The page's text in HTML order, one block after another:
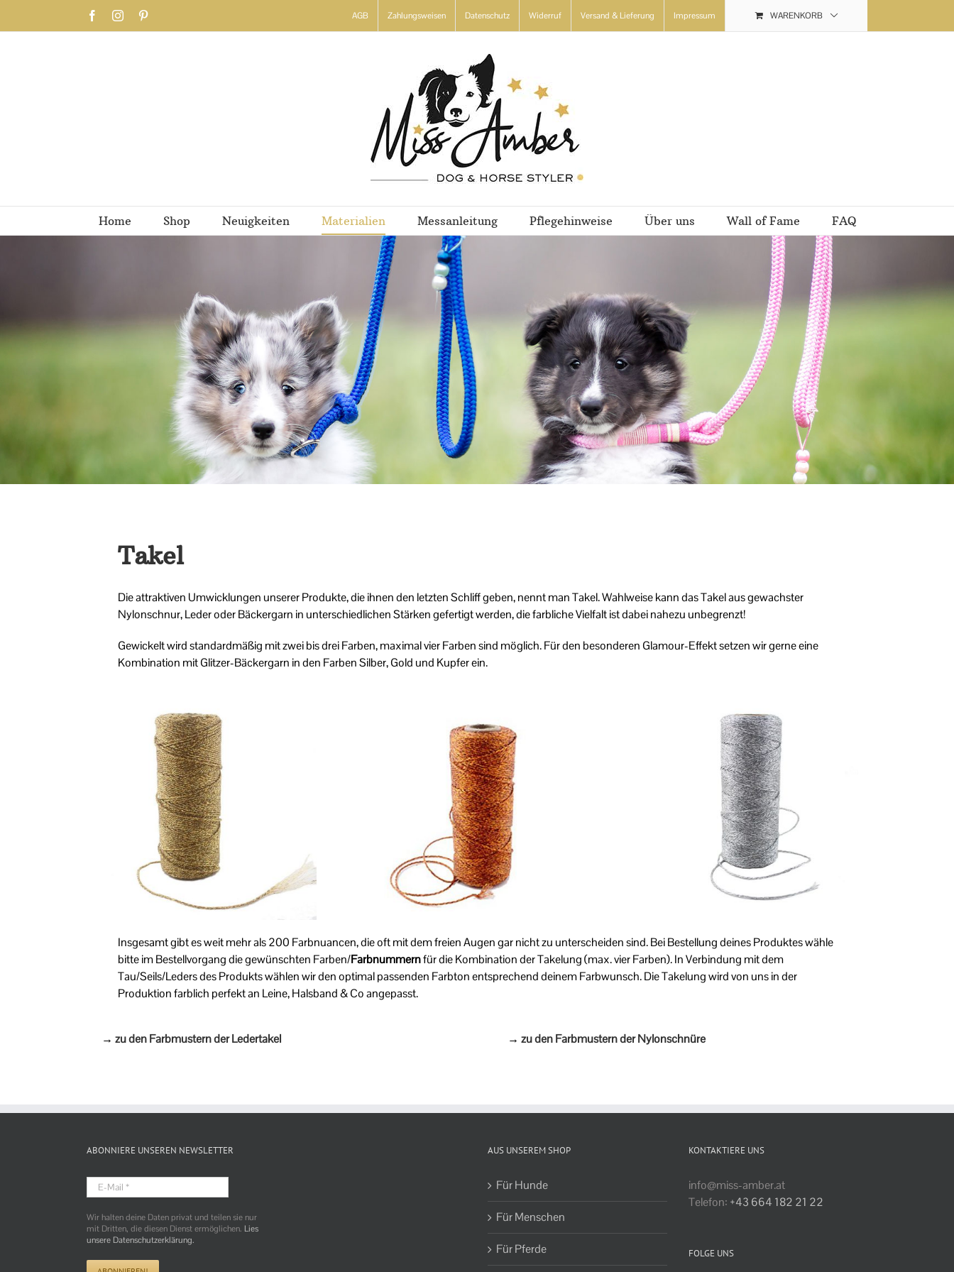
FacebookInstagram AGB Zahlungsweisen Datenschutz Widerruf Versand & Lieferung Impressum WARENKORB
Home Shop Neuigkeiten Materialien Messanleitung Pflegehinweise Über uns Wall of Fame FAQ
Takel
Die attraktiven Umwicklungen unserer Produkte, die ihnen den letzten Schliff geben, nennt man Takel. Wahlweise kann das Takel aus gewachster
Nylonschnur, Leder oder Bäckergarn in unterschiedlichen Stärken gefertigt werden, die farbliche Vielfalt ist dabei nahezu unbegrenzt!
Gewickelt wird standardmäßig mit zwei bis drei Farben, maximal vier Farben sind möglich.Für den besonderen Glamour-Effekt setzen wir gerne eine
Kombination mit Glitzer-Bäckergarn in den Farben Silber, Gold und Kupfer ein.
Insgesamt gibt es weit mehr als 200 Farbnuancen, die oft mit dem freien Augen gar nicht zu unterscheiden sind. Bei Bestellung deines Produktes wähle
bitte im Bestellvorgang die gewünschten Farben/Farbnummernfür die Kombination der Takelung (max. vier Farben). In Verbindung mit dem
Tau/Seils/Leders des Produkts wählen wir den optimal passenden Farbton entsprechend deinem Farbwunsch. Die Takelung wird von uns in der
Produktion farblich perfekt an Leine, Halsband & Co angepasst.
→zu den Farbmustern der Ledertakel →zu den Farbmustern der Nylonschnüre
ABONNIERE UNSEREN NEWSLETTER
Mail
Wir halten deine Daten privat und teilen sie nur
mit Dritten, die diesen Dienst ermöglichen. Lies
unsere Datenschutzerklärung.
AUS UNSEREM SHOP
Für Hunde
Für Menschen
Für Pferde
KONTAKTIERE UNS
info@miss-amber.at
Telefon: +43 664 182 21 22
FOLGE UNS